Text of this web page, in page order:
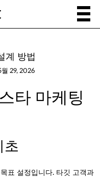
계 방법
월 29, 2026
타 마케팅
초
표 설정입니다. 타깃 고객과